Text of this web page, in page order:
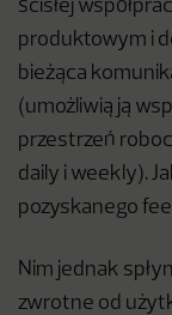
ścisłej
produktowym i
bieżąca
(umożliwią ją
przestrzeń
daily i weekly).
pozyskanego
Nim jednak
zwrotne od